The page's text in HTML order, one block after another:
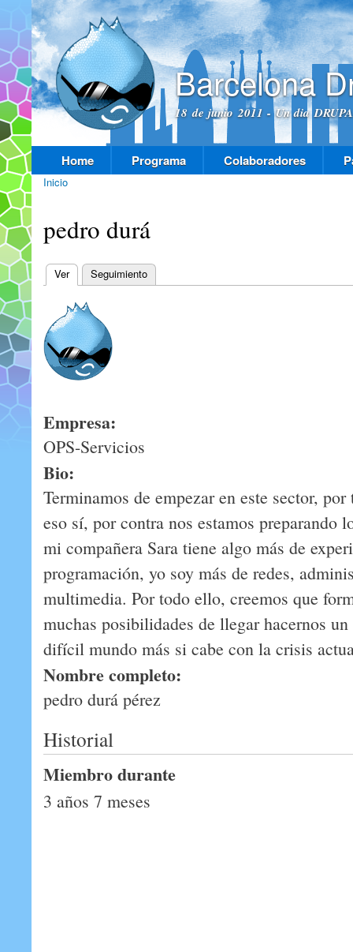
Barcelona
18 de junio 2011 - Un dia
Menú principal
Home Programa Colaboradores
Inicio
pedro durá
Solapas principales
Ver(solapa activa)
Seguimiento
Empresa:
OPS-Servicios
Bio:
Terminamos de empezar en este sector,
eso sí, por contra nos estamos preparando
mi compañera Sara tiene algo más de
programación, yo soy más de redes,
multimedia. Por todo ello, creemos que
muchas posibilidades de llegar hacernos
difícil mundo más si cabe con la crisis
Nombre completo:
pedro durá pérez
Historial
Miembro durante
3 años 7 meses